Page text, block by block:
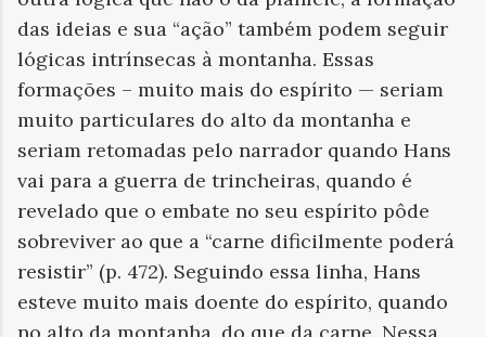
das ideias e sua “ação” também podem seguir
lógicas intrínsecas à montanha. Essas
formações – muito mais do espírito — seriam
muito particulares do alto da montanha e
seriam retomadas pelo narrador quando Hans
vai para a guerra de trincheiras, quando é
revelado que o embate no seu espírito pôde
sobreviver ao que a “carne dificilmente poderá
resistir” (p. 472). Seguindo essa linha, Hans
esteve muito mais doente do espírito, quando